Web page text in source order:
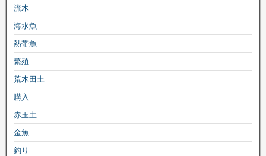
流木
海水魚
熱帯魚
繁殖
荒木田土
購入
赤玉土
金魚
釣り